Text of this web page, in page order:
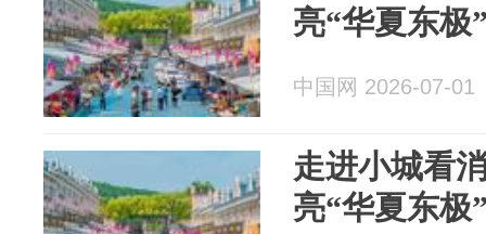
亮“华夏东极
中国网 2026-07-01
走进小城看
亮“华夏东极